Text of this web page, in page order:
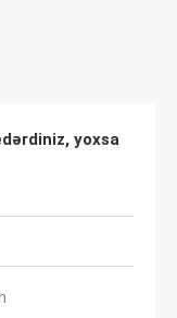
yoxsa